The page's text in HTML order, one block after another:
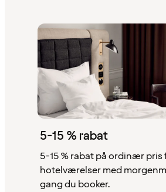
5-15 % rabat
5-15 % rabat på ordinær pris
hotelværelser med
gang du booker.